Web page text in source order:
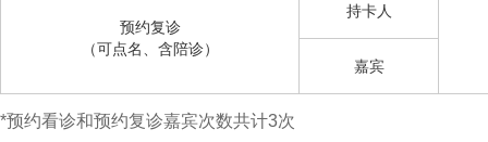
预约复诊
（可点名、含陪诊）
持卡人
嘉宾
*预约看诊和预约复诊嘉宾次数共计3次